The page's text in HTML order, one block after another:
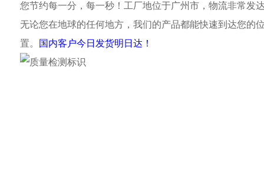
您节约每一分，每一秒！工厂地位于广州市，物流非常发
无论您在地球的任何地方，我们的产品都能快速到达您的
置。
国内客户今日发货明日达！